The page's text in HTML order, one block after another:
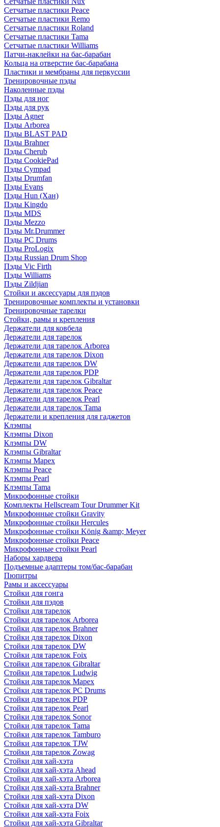
Сетчатые пластики Peace
Сетчатые пластики Remo
Сетчатые пластики Roland
Сетчатые пластики Tama
Сетчатые пластики Williams
Патчи-наклейки на бас-барабан
Кольца на отверстие бас-барабана
Пластики и мембраны для перкуссии
Тренировочные пэды
Наколенные пэды
Пэды для ног
Пэды для рук
Пэды Agner
Пэды Arborea
Пэды BLAST PAD
Пэды Brahner
Пэды Cherub
Пэды CookiePad
Пэды Cympad
Пэды Drumfan
Пэды Evans
Пэды Hun (Хан)
Пэды Kingdo
Пэды MDS
Пэды Mezzo
Пэды Mr.Drummer
Пэды PC Drums
Пэды ProLogix
Пэды Russian Drum Shop
Пэды Vic Firth
Пэды Williams
Пэды Zildjian
Стойки и аксессуары для пэдов
Тренировочные комплекты и установки
Тренировочные тарелки
Стойки, рамы и крепления
Держатели для ковбела
Держатели для тарелок
Держатели для тарелок Arborea
Держатели для тарелок Dixon
Держатели для тарелок DW
Держатели для тарелок PDP
Держатели для тарелок Gibraltar
Держатели для тарелок Peace
Держатели для тарелок Pearl
Держатели для тарелок Tama
Держатели и крепления для гаджетов
Клэмпы
Клэмпы Dixon
Клэмпы DW
Клэмпы Gibraltar
Клэмпы Mapex
Клэмпы Peace
Клэмпы Pearl
Клэмпы Tama
Микрофонные стойки
Комплекты Hellscream Tour Drummer Kit
Микрофонные стойки Gravity
Микрофонные стойки Hercules
Микрофонные стойки König &amp; Meyer
Микрофонные стойки Peace
Микрофонные стойки Pearl
Наборы хардвера
Подъемные адаптеры том/бас-барабан
Пюпитры
Рамы и аксессуары
Стойки для гонга
Стойки для пэдов
Стойки для тарелок
Стойки для тарелок Arborea
Стойки для тарелок Brahner
Стойки для тарелок Dixon
Стойки для тарелок DW
Стойки для тарелок Foix
Стойки для тарелок Gibraltar
Стойки для тарелок Ludwig
Стойки для тарелок Mapex
Стойки для тарелок PC Drums
Стойки для тарелок PDP
Стойки для тарелок Pearl
Стойки для тарелок Sonor
Стойки для тарелок Tama
Стойки для тарелок Tamburo
Стойки для тарелок TJW
Стойки для тарелок Zowag
Стойки для хай-хэта
Стойки для хай-хэта Ahead
Стойки для хай-хэта Arborea
Стойки для хай-хэта Brahner
Стойки для хай-хэта Dixon
Стойки для хай-хэта DW
Стойки для хай-хэта Foix
Стойки для хай-хэта Gibraltar